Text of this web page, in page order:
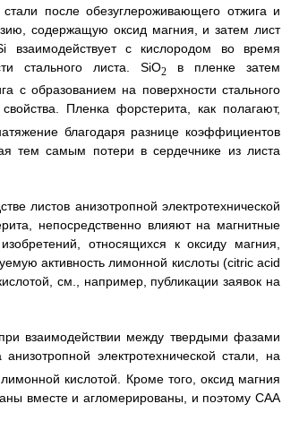
после обезуглероживающего отжига и
содержащую оксид магния, и затем лист
с кислородом во время
стального листа. SiO2в пленке затем
с образованием на поверхности стального
Пленка форстерита, как полагают,
благодаря разнице коэффициентов
тем самым потери в сердечнике из листа
листов анизотропной электротехнической
непосредственно влияют на магнитные
относящихся к оксиду магния,
активность лимонной кислоты (citric acid
см., например, публикации заявок на
взаимодействии между твердыми фазами
электротехнической стали, на
кислотой. Кроме того, оксид магния
вместе и агломерированы, и поэтому САА